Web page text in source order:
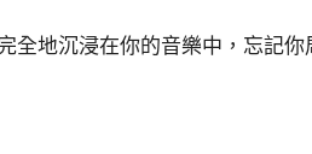
全地沉浸在你的音樂中，忘記